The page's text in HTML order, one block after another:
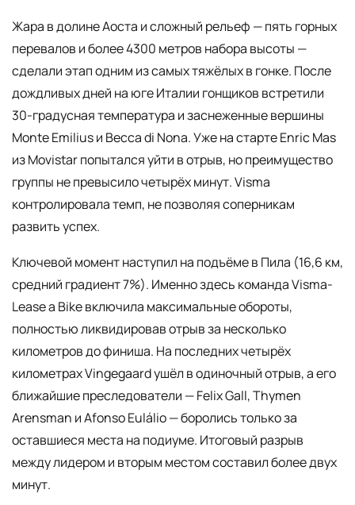
Жара в долине Аоста и сложный рельеф — пять горных
перевалов и более 4300 метров набора высоты —
сделали этап одним из самых тяжёлых в гонке. После
дождливых дней на юге Италии гонщиков встретили
30-градусная температура и заснеженные вершины
Monte Emilius и Becca di Nona. Уже на старте Enric Mas
из Movistar попытался уйти в отрыв, но преимущество
группы не превысило четырёх минут. Visma
контролировала темп, не позволяя соперникам
развить успех.
Ключевой момент наступил на подъёме в Пила (16,6 км,
средний градиент 7%). Именно здесь команда Visma-
Lease a Bike включила максимальные обороты,
полностью ликвидировав отрыв за несколько
километров до финиша. На последних четырёх
километрах Vingegaard ушёл в одиночный отрыв, а его
ближайшие преследователи — Felix Gall, Thymen
Arensman и Afonso Eulálio — боролись только за
оставшиеся места на подиуме. Итоговый разрыв
между лидером и вторым местом составил более двух
минут.